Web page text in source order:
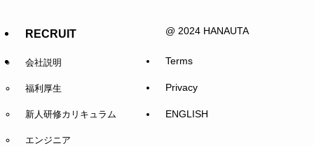
RECRUIT
会社説明
福利厚生
新人研修カリキュラム
エンジニア
@ 2024 HANAUTA
Terms
Privacy
ENGLISH